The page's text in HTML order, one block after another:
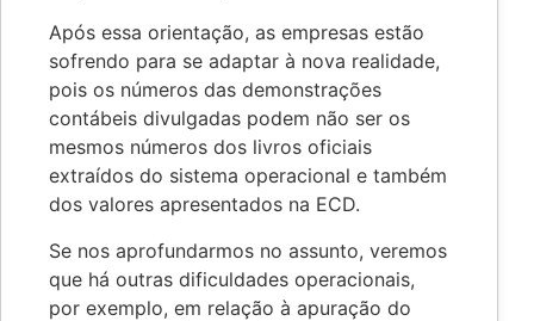
Após essa orientação, as empresas estão
sofrendo para se adaptar à nova realidade,
pois os números das demonstrações
contábeis divulgadas podem não ser os
mesmos números dos livros oficiais
extraídos do sistema operacional e também
dos valores apresentados na ECD.
Se nos aprofundarmos no assunto, veremos
que há outras dificuldades operacionais,
por exemplo, em relação à apuração do